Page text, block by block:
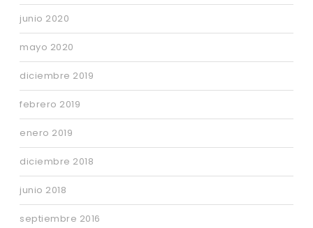
junio 2020
mayo 2020
diciembre 2019
febrero 2019
enero 2019
diciembre 2018
junio 2018
septiembre 2016